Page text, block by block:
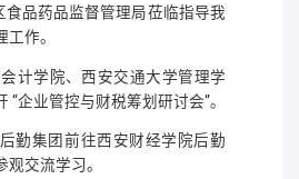
食品药品监督管理局莅临指导我
作。
计学院、西安交通大学管理学
“企业管控与财税筹划研讨会”。
勤集团前往西安财经学院后勤
交流学习。